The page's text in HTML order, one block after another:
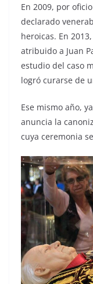
En 2009, por
declarado
heroicas. En
atribuido a Juan
estudio del caso
logró curarse de
Ese mismo año,
anuncia la
cuya ceremonia